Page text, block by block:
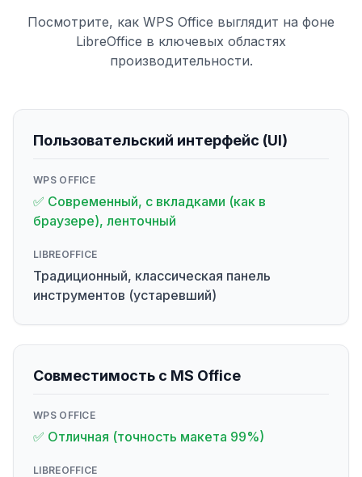
Посмотрите, как WPS Office выглядит на фоне
LibreOffice в ключевых областях
производительности.
Пользовательский интерфейс (UI)
WPS OFFICE
✅ Современный, с вкладками (как в
браузере), ленточный
LIBREOFFICE
Традиционный, классическая панель
инструментов (устаревший)
Совместимость с MS Office
WPS OFFICE
✅ Отличная (точность макета 99%)
LIBREOFFICE